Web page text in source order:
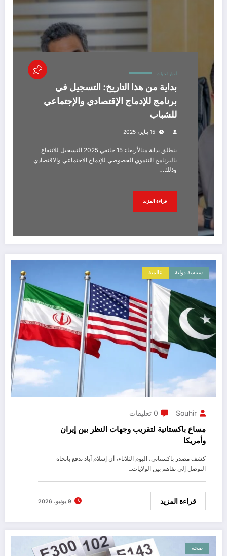
أخبار الجهات
بداية من هذا التاريخ: التسجيل في
برنامج للإدماج الإقتصادي والإجتماعي
للشباب
15 يناير، 2025
ينطلق بداية منالأربعاء 15 جانفي 2025 التسجيل للانتفاع
بالبرنامج التنموي الخصوصي للإدماج الاجتماعي والاقتصادي
وذلك…
قراءة المزيد
سياسة دولية عالمية
Souhir 0 تعليقات
مساع باكستانية لتقريب وجهات النظر بين إيران
وأمريكا
كشف مصدر باكستاني، اليوم الثلاثاء، أن إسلام آباد تدفع باتجاه
التوصل إلى تفاهم بين الولايات…
قراءة المزيد 9 يونيو، 2026
صحة